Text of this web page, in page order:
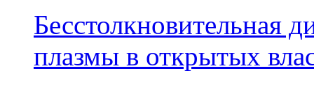
Бесстолкновительная
плазмы в открытых